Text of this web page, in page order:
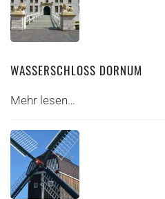
WASSERSCHLOSS DORNUM
Mehr lesen…